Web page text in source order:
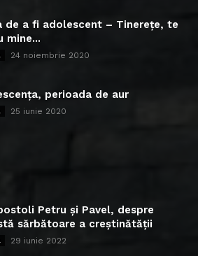
de a fi adolescent – Tinerețe, te
mine...
24 noiembrie 2020
perioada de aur
25 iunie 2020
Petru și Pavel, despre
sărbătoare a creștinătății
29 iunie 2022